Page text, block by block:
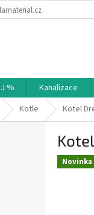
% Kanalizace
Kotle Kotel
Novinka